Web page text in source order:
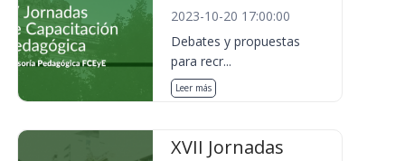
2023-10-20 17:00:00
Debates y propuestas
para recr...
Leer más
XVII Jornadas